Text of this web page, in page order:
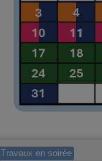
Travaux en soirée